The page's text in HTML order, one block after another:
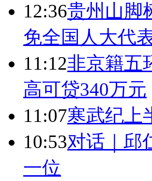
12:36贵州山脚
免全国人大代
11:12非京籍五
高可贷340万元
11:07寒武纪上
10:53对话｜邱
一位